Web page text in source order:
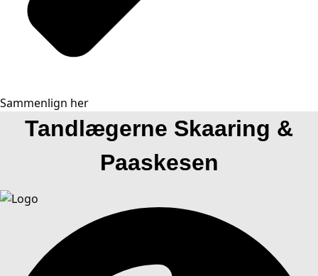
Sammenlign her
Tandlægerne Skaaring &
Paaskesen